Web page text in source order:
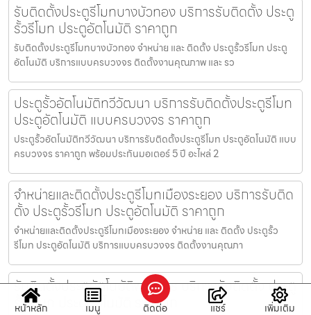
รับติดตั้งประตูรีโมทบางบัวทอง บริการรับติดตั้ง ประตู
รั้วรีโมท ประตูอัตโนมัติ ราคาถูก
รับติดตั้งประตูรีโมทบางบัวทอง จำหน่าย และ ติดตั้ง ประตูรั้วรีโมท ประตู
อัตโนมัติ บริการแบบครบวงจร ติดตั้งงานคุณภาพ และ รว
ประตูรั้วอัตโนมัติทวีวัฒนา บริการรับติดตั้งประตูรีโมท
ประตูอัตโนมัติ แบบครบวงจร ราคาถูก
ประตูรั้วอัตโนมัติทวีวัฒนา บริการรับติดตั้งประตูรีโมท ประตูอัตโนมัติ แบบ
ครบวงจร ราคาถูก พร้อมประกันมอเตอร์ 5 ปี อะไหล่ 2
จำหน่ายและติดตั้งประตูรีโมทเมืองระยอง บริการรับติด
ตั้ง ประตูรั้วรีโมท ประตูอัตโนมัติ ราคาถูก
จำหน่ายและติดตั้งประตูรีโมทเมืองระยอง จำหน่าย และ ติดตั้ง ประตูรั้ว
รีโมท ประตูอัตโนมัติ บริการแบบครบวงจร ติดตั้งงานคุณภา
รับติดตั้งประตูอัตโนมัติพระนคร บริการรับติดตั้ง ประตู
รั้วรีโมท ประตูอัตโนมัติ ราคาถูก
หน้าหลัก เมนู ติดต่อ แชร์ เพิ่มเติม